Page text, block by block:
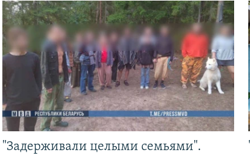
"Задерживали целыми семьями".